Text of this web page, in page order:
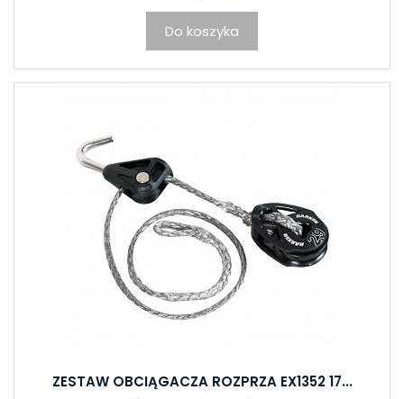
Do koszyka
ZESTAW OBCIĄGACZA ROZPRZA EX1352 17...